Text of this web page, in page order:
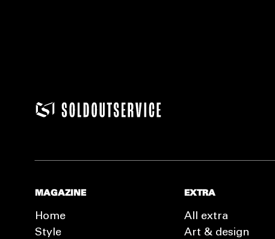
MAGAZINE
Home
Style
EXTRA
All extra
Art & design